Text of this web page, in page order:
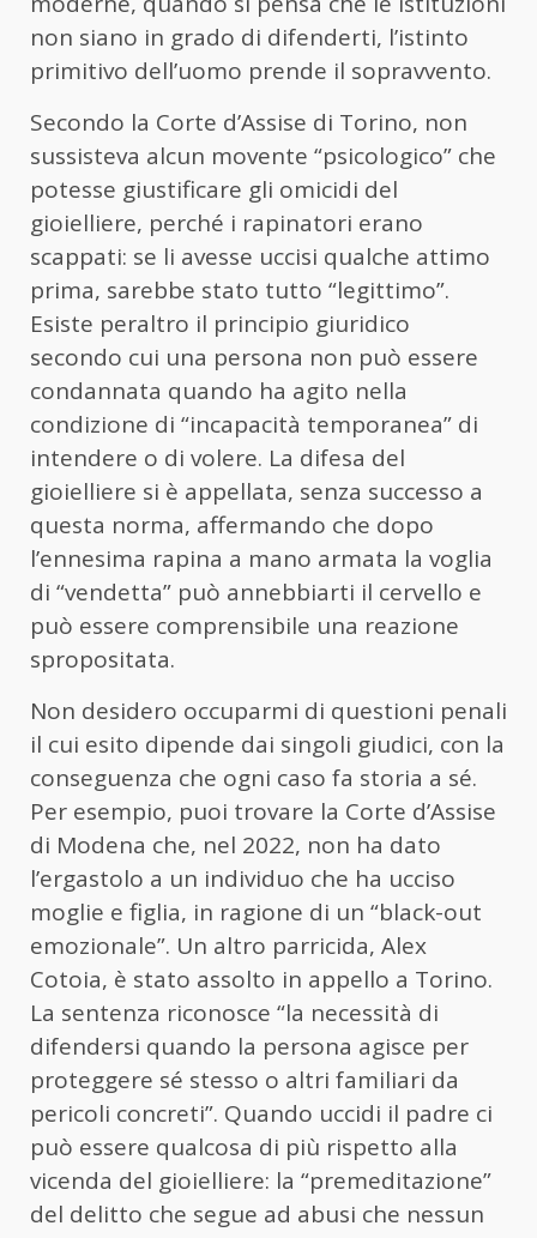
non siano in grado di difenderti, l’istinto
primitivo dell’uomo prende il sopravvento.
Secondo la Corte d’Assise di Torino, non
sussisteva alcun movente “psicologico” che
potesse giustificare gli omicidi del
gioielliere, perché i rapinatori erano
scappati: se li avesse uccisi qualche attimo
prima, sarebbe stato tutto “legittimo”.
Esiste peraltro il principio giuridico
secondo cui una persona non può essere
condannata quando ha agito nella
condizione di “incapacità temporanea” di
intendere o di volere. La difesa del
gioielliere si è appellata, senza successo a
questa norma, affermando che dopo
l’ennesima rapina a mano armata la voglia
di “vendetta” può annebbiarti il cervello e
può essere comprensibile una reazione
spropositata.
Non desidero occuparmi di questioni penali
il cui esito dipende dai singoli giudici, con la
conseguenza che ogni caso fa storia a sé.
Per esempio, puoi trovare la Corte d’Assise
di Modena che, nel 2022, non ha dato
l’ergastolo a un individuo che ha ucciso
moglie e figlia, in ragione di un “black-out
emozionale”. Un altro parricida, Alex
Cotoia, è stato assolto in appello a Torino.
La sentenza riconosce “la necessità di
difendersi quando la persona agisce per
proteggere sé stesso o altri familiari da
pericoli concreti”. Quando uccidi il padre ci
può essere qualcosa di più rispetto alla
vicenda del gioielliere: la “premeditazione”
del delitto che segue ad abusi che nessun